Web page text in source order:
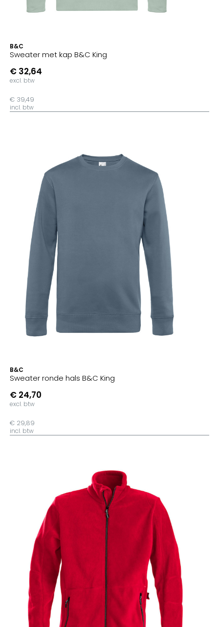
B&C
Sweater met kap B&C King
€ 32,64
excl. btw
€ 39,49
incl. btw
B&C
Sweater ronde hals B&C King
€ 24,70
excl. btw
€ 29,89
incl. btw